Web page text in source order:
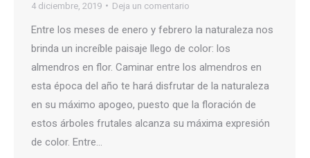
4 diciembre, 2019 Deja un comentario
Entre los meses de enero y febrero la naturaleza nos
brinda un increíble paisaje llego de color: los
almendros en flor. Caminar entre los almendros en
esta época del año te hará disfrutar de la naturaleza
en su máximo apogeo, puesto que la floración de
estos árboles frutales alcanza su máxima expresión
de color. Entre…